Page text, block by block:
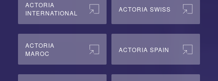
ACTORIA
INTERNATIONAL
ACTORIA SWISS
ACTORIA
MAROC
ACTORIA SPAIN